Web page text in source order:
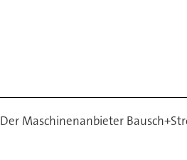
Maschinenanbieter